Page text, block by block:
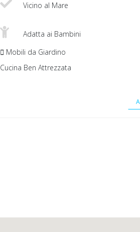
Vicino al Mare
Adatta ai Bambini
Mobili da Giardino
Cucina Ben Attrezzata